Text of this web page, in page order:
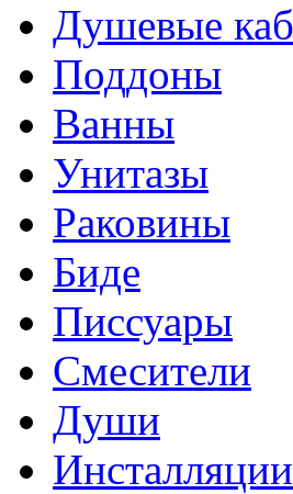
Душевые
Поддоны
Ванны
Унитазы
Раковины
Биде
Писсуары
Смесители
Души
Инсталляции